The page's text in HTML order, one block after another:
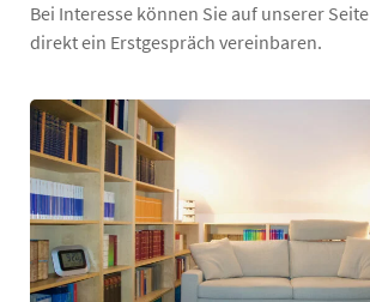
Bei Interesse können Sie auf unserer Seite
direkt ein Erstgespräch vereinbaren.